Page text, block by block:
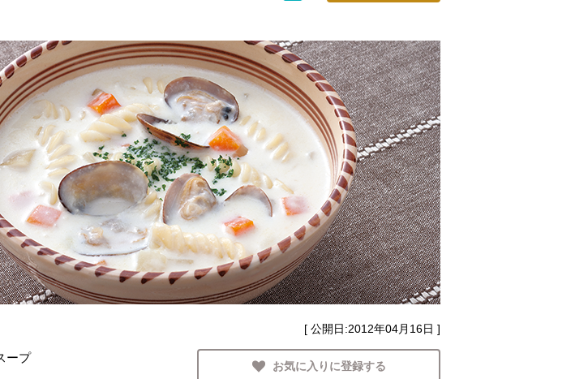
[ 公開日:2012年04月16日 ]
ープ
お気に入りに登録する